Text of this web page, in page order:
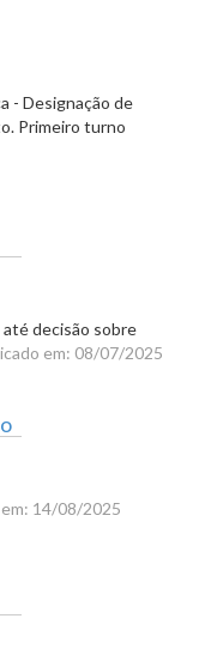
- Designação de
Primeiro turno
decisão sobre
em: 08/07/2025
14/08/2025